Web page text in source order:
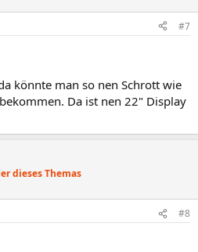
#7
könnte man so nen Schrott wie
Da ist nen 22" Display
dieses Themas
#8